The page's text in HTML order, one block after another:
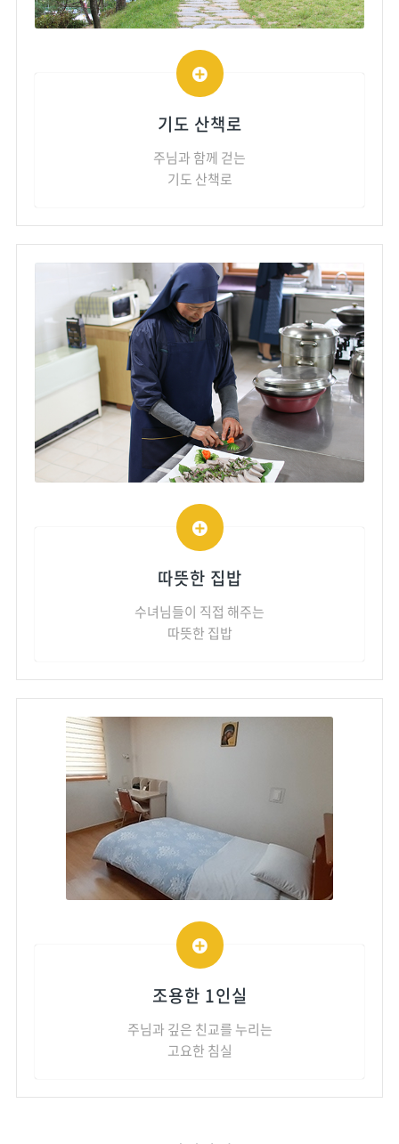
기도 산책로
주님과 함께 걷는
기도 산책로
따뜻한 집밥
수녀님들이 직접 해주는
따뜻한 집밥
조용한 1인실
주님과 깊은 친교를 누리는
고요한 침실